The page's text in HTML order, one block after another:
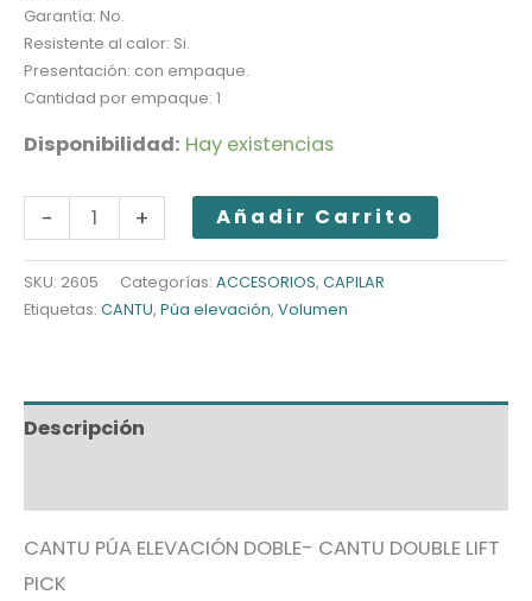
Garantía: No.
Resistente al calor: Si.
Presentación: con empaque.
Cantidad por empaque: 1
Disponibilidad: Hay existencias
-
CANTU
PÚA
ELEVACIÓN
DOBLE
+ Añadir Carrito
SKU: 2605 Categorías: ACCESORIOS, CAPILAR
Etiquetas: CANTU, Púa elevación, Volumen
Descripción
CANTU PÚA ELEVACIÓN DOBLE- CANTU DOUBLE LIFT
PICK